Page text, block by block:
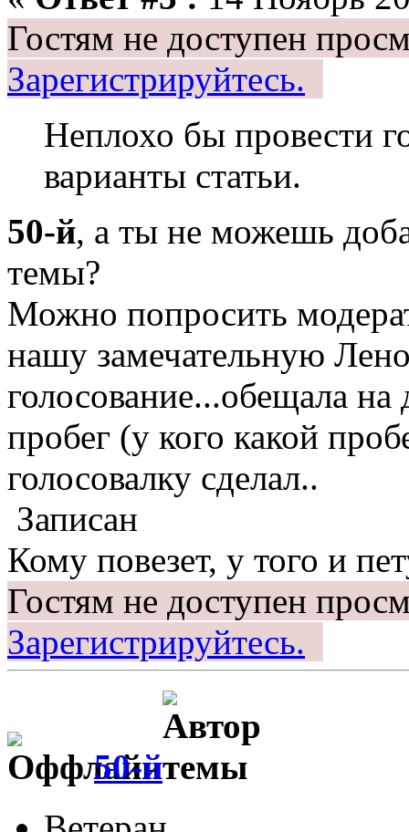
Гостям не доступен
Зарегистрируйтесь.
Неплохо бы провести
варианты статьи.
50-й, а ты не можешь
темы?
Можно попросить
нашу замечательную
голосование...обещала на
пробег (у кого какой
голосовалку сделал..
Записан
Кому повезет, у того и
Гостям не доступен
Зарегистрируйтесь.
50-й